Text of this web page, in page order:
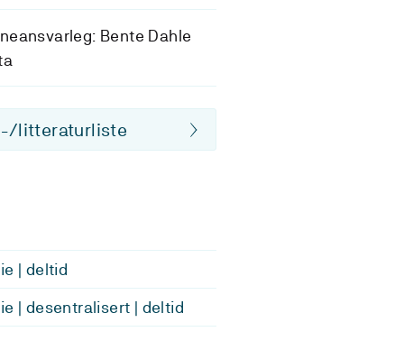
Bente Dahle
litteraturliste
| deltid
| desentralisert | deltid